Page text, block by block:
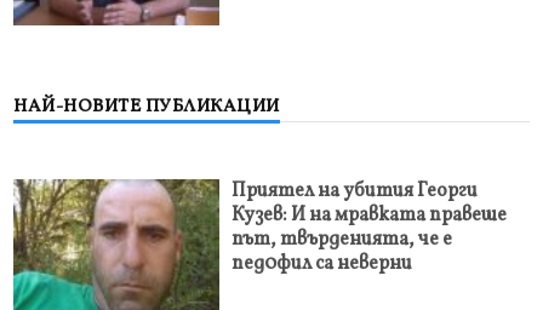
НАЙ-НОВИТЕ ПУБЛИКАЦИИ
Приятел на убития Георги
Кузев: И на мравката правеше
път, твърденията, че е
пед0фил са неверни